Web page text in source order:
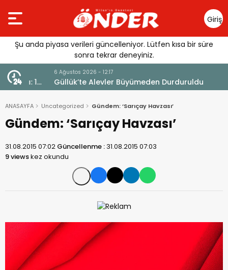
Giriş
Yap
Şu anda piyasa verileri güncelleniyor. Lütfen kısa bir süre
sonra tekrar deneyiniz.
1
6 Ağustos 2026 - 12:17
Güllük’te Alevler Büyümeden Durduruldu
ANASAYFA Uncategorized Gündem: ‘Sarıçay Havzası’
Gündem: ‘Sarıçay Havzası’
31.08.2015 07:02 Güncellenme :31.08.2015 07:03
9 viewskez okundu